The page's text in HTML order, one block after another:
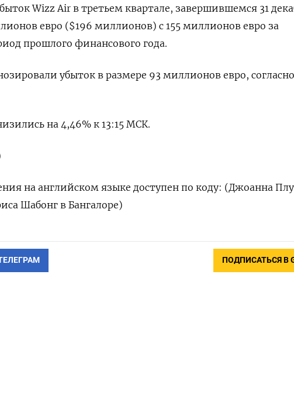
Wizz Air в третьем квартале, завершившемся 31
евро ($196 миллионов) с 155 миллионов евро за
прошлого финансового года.
убыток в размере 93 миллионов евро,
на 4,46% к 13:15 МСК.
на английском языке доступен по коду: (Джоанна
Шабонг в Бангалоре)
ПОДПИСАТЬСЯ В